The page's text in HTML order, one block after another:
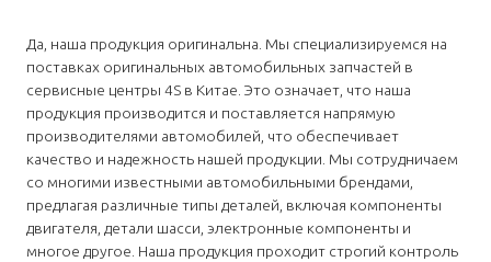
Да, наша продукция оригинальна. Мы специализируемся на
поставках оригинальных автомобильных запчастей в
сервисные центры 4S в Китае. Это означает, что наша
продукция производится и поставляется напрямую
производителями автомобилей, что обеспечивает
качество и надежность нашей продукции. Мы сотрудничаем
со многими известными автомобильными брендами,
предлагая различные типы деталей, включая компоненты
двигателя, детали шасси, электронные компоненты и
многое другое. Наша продукция проходит строгий контроль